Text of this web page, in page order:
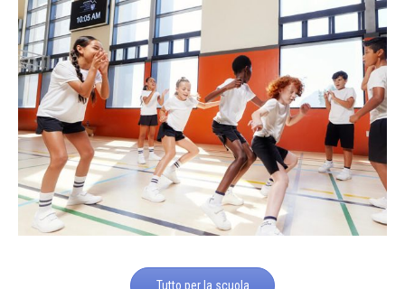
Tutto per la scuola